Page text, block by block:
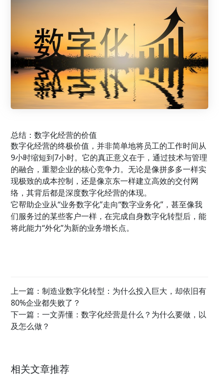
总结：数字化经营的价值
数字化经营的终极价值，并非简单地将员工的工作时间从
9小时缩短到7小时。它的真正意义在于，通过技术与管理
的融合，重塑企业的核心竞争力。无论是像拼多多一样实
现极致的成本控制，还是像京东一样建立高效的交付网
络，其背后都是深度数字化经营的体现。
它帮助企业从“业务数字化”走向“数字业务化”，甚至像我
们服务过的某些客户一样，在完成自身数字化转型后，能
将此能力“外化”为新的业务增长点。
上一篇：制造业数字化转型：为什么投入巨大，却依旧有
80%企业都失败了？
下一篇：一文弄懂：数字化经营是什么？为什么要做，以
及怎么做？
相关文章推荐